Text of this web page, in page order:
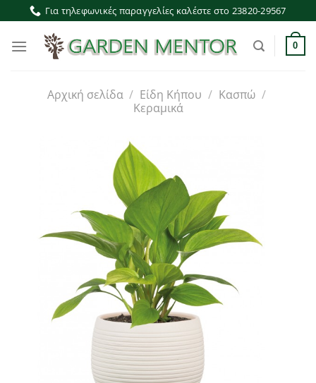
Μετάβαση
στο
περιεχόμενο
Για τηλεφωνικές παραγγελίες καλέστε στο 23820-29567
0
Αρχική σελίδα / Είδη Κήπου / Κασπώ /
Κεραμικά